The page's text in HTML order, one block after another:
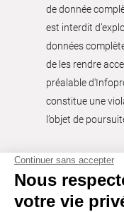
de donnée
est interdit
données
de les rendre
préalable
constitue une
l’objet de